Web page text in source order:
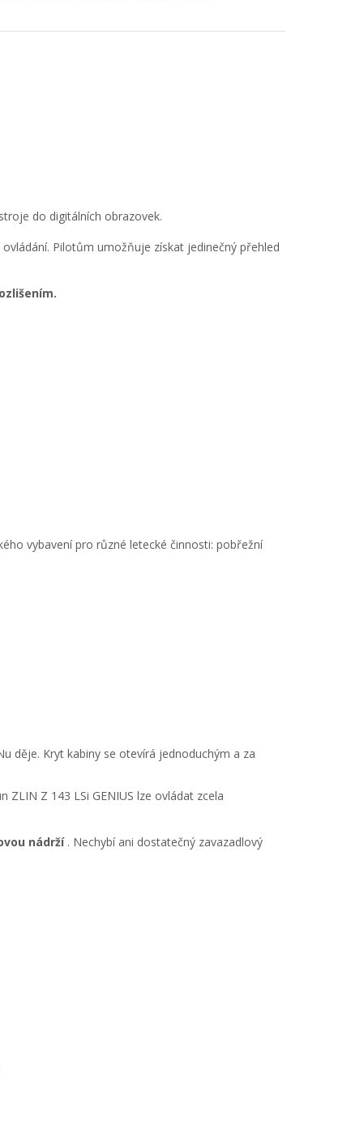
do digitálních obrazovek.
Pilotům umožňuje získat jedinečný přehled
vybavení pro různé letecké činnosti: pobřežní
děje. Kryt kabiny se otevírá jednoduchým a za
ZLIN Z 143 LSi GENIUS lze ovládat zcela
nádrží. Nechybí ani dostatečný zavazadlový